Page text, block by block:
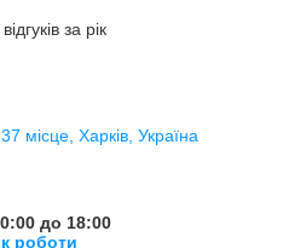
за рік
місце, Харків, Україна
до 18:00
роботи